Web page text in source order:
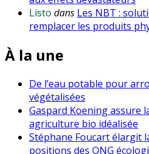
Listo dans Les NBT :
remplacer les produits
À la une
De l’eau potable pour
végétalisées
Gaspard Koening assure
agriculture bio idéalisée
Stéphane Foucart élargit
positions des ONG